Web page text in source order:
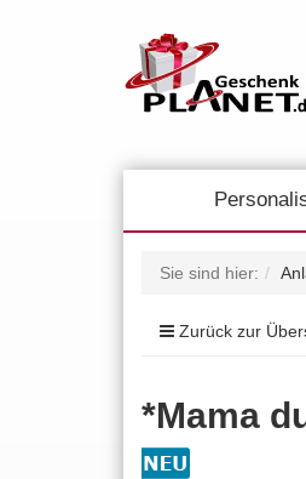
Sie sind hier:
Zurück zur
*Mama